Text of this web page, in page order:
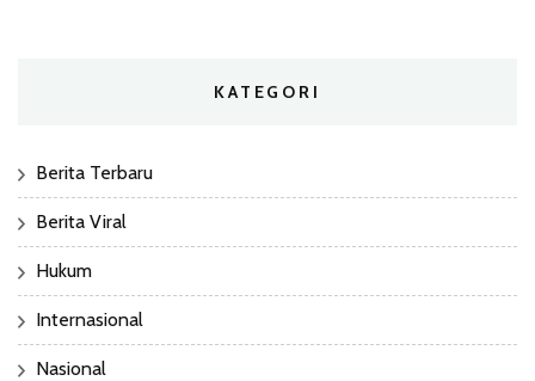
KATEGORI
Berita Terbaru
Berita Viral
Hukum
Internasional
Nasional